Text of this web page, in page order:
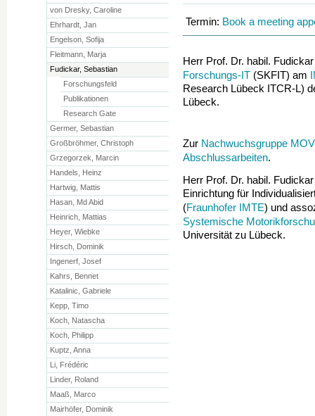
Termin: Book a meeting
Herr Prof. Dr. habil.
Forschungs-IT (SKFIT) am
Research Lübeck ITCR-L)
Lübeck.
Zur Nachwuchsgruppe
Abschlussarbeiten.
Herr Prof. Dr. habil.
Einrichtung für
(Fraunhofer IMTE) und
Systemische
Universität zu Lübeck.
von Dresky, Caroline
Ehrhardt, Jan
Engelson, Sofija
Fleitmann, Marja
Fudickar, Sebastian
Forschungsfeld
Publikationen
Research Gate
Germer, Sebastian
Großbröhmer, Christoph
Grzegorzek, Marcin
Handels, Heinz
Hartwig, Mattis
Hasan, Md Abid
Heinrich, Mattias
Heyer, Wiebke
Hirsch, Dominik
Ingenerf, Josef
Kahrs, Bennet
Katalinic, Gabriele
Kepp, Timo
Koch, Natascha
Koch, Philipp
Kuptz, Anna
Li, Frédéric
Linder, Roland
Maaß, Marco
Mairhöfer, Dominik